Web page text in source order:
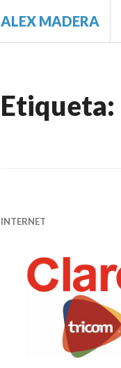
ALEX MADERA
Etiqueta:
INTERNET